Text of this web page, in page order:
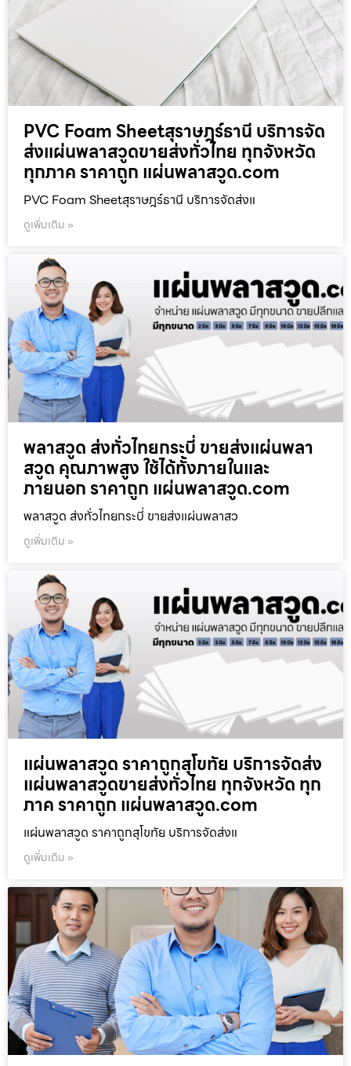
PVC Foam Sheetสุราษฎร์ธานี บริการจัด
ส่งแผ่นพลาสวูดขายส่งทั่วไทย ทุกจังหวัด
ทุกภาค ราคาถูก แผ่นพลาสวูด.com
PVC Foam Sheetสุราษฎร์ธานี บริการจัดส่งแ
ดูเพิ่มเติม »
พลาสวูด ส่งทั่วไทยกระบี่ ขายส่งแผ่นพลา
สวูด คุณภาพสูง ใช้ได้ทั้งภายในและ
ภายนอก ราคาถูก แผ่นพลาสวูด.com
พลาสวูด ส่งทั่วไทยกระบี่ ขายส่งแผ่นพลาสว
ดูเพิ่มเติม »
แผ่นพลาสวูด ราคาถูกสุโขทัย บริการจัดส่ง
แผ่นพลาสวูดขายส่งทั่วไทย ทุกจังหวัด ทุก
ภาค ราคาถูก แผ่นพลาสวูด.com
แผ่นพลาสวูด ราคาถูกสุโขทัย บริการจัดส่งแ
ดูเพิ่มเติม »